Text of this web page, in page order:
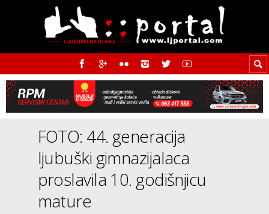
FOTO: 44. generacija
ljubuški gimnazijalaca
proslavila 10. godišnjicu
mature